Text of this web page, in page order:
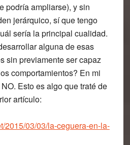
podría ampliarse), y sin
jerárquico, sí que tengo
sería la principal cualidad.
alguna de esas
sin previamente ser capaz
comportamientos? En mi
Esto es algo que traté de
artículo:
2015/03/03/la-ceguera-en-la-